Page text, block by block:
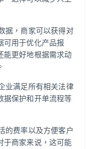
据，商家可以获得对
可用于优化产品报
能更好地根据需求动
业满足所有相关法律
据保护和开单流程等
的费率以及方便客户
于商家来说，这可能